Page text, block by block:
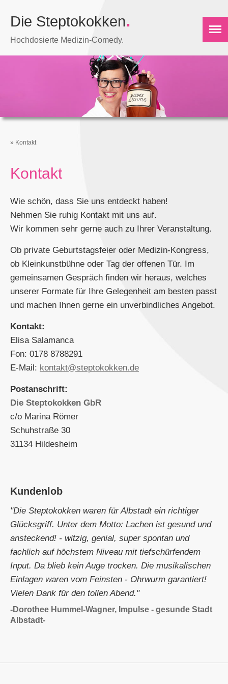
Die Steptokokken.
Hochdosierte Medizin-Comedy.
» Kontakt
Kontakt
Wie schön, dass Sie uns entdeckt haben!
Nehmen Sie ruhig Kontakt mit uns auf.
Wir kommen sehr gerne auch zu Ihrer Veranstaltung.
Ob private Geburtstagsfeier oder Medizin-Kongress,
ob Kleinkunstbühne oder Tag der offenen Tür. Im
gemeinsamen Gespräch finden wir heraus, welches
unserer Formate für Ihre Gelegenheit am besten passt
und machen Ihnen gerne ein unverbindliches Angebot.
Kontakt:
Elisa Salamanca
Fon: 0178 8788291
E-Mail: kontakt@steptokokken.de
Postanschrift:
Die Steptokokken GbR
c/o Marina Römer
Schuhstraße 30
31134 Hildesheim
Kundenlob
"Die Steptokokken waren für Albstadt ein richtiger
Glücksgriff. Unter dem Motto: Lachen ist gesund und
ansteckend! - witzig, genial, super spontan und
fachlich auf höchstem Niveau mit tiefschürfendem
Input. Da blieb kein Auge trocken. Die musikalischen
Einlagen waren vom Feinsten - Ohrwurm garantiert!
Vielen Dank für den tollen Abend."
-Dorothee Hummel-Wagner, Impulse - gesunde Stadt
Albstadt-